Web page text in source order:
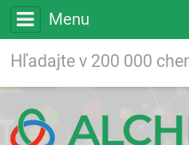
Menu
Vyhľadávanie